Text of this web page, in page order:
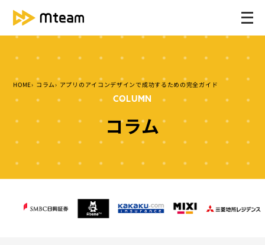
メ
HOME コラム アプリのアイコンデザインで成功するための完全ガイド
COLUMN
コラム